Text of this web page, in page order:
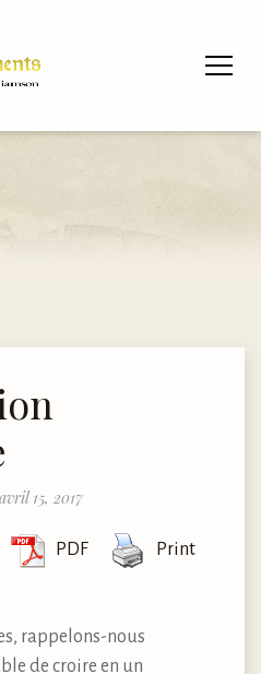
15, 2017
PDF Print
rappelons-nous
de croire en un